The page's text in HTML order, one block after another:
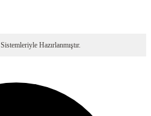
Sistemleriyle Hazırlanmıştır.